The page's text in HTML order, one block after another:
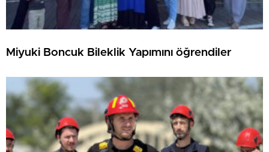
Miyuki Boncuk Bileklik Yapımını öğrendiler